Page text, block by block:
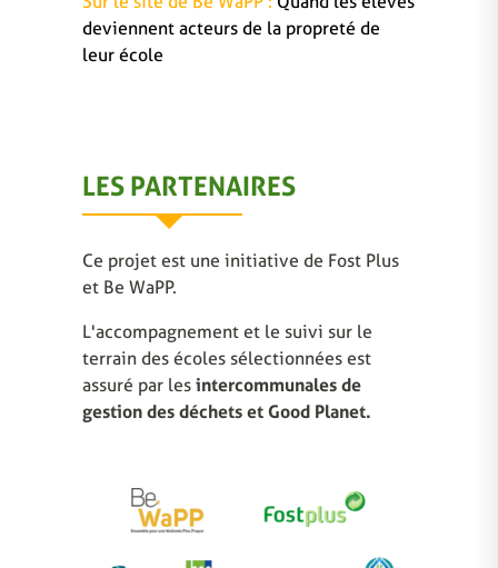
deviennent acteurs de la propreté de
leur école
LES PARTENAIRES
Ce projet est une initiative de Fost Plus
et Be WaPP.
L'accompagnement et le suivi sur le
terrain des écoles sélectionnées est
assuré par les intercommunales de
gestion des déchets et Good Planet.